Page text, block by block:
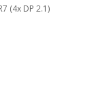
(4x DP 2.1)